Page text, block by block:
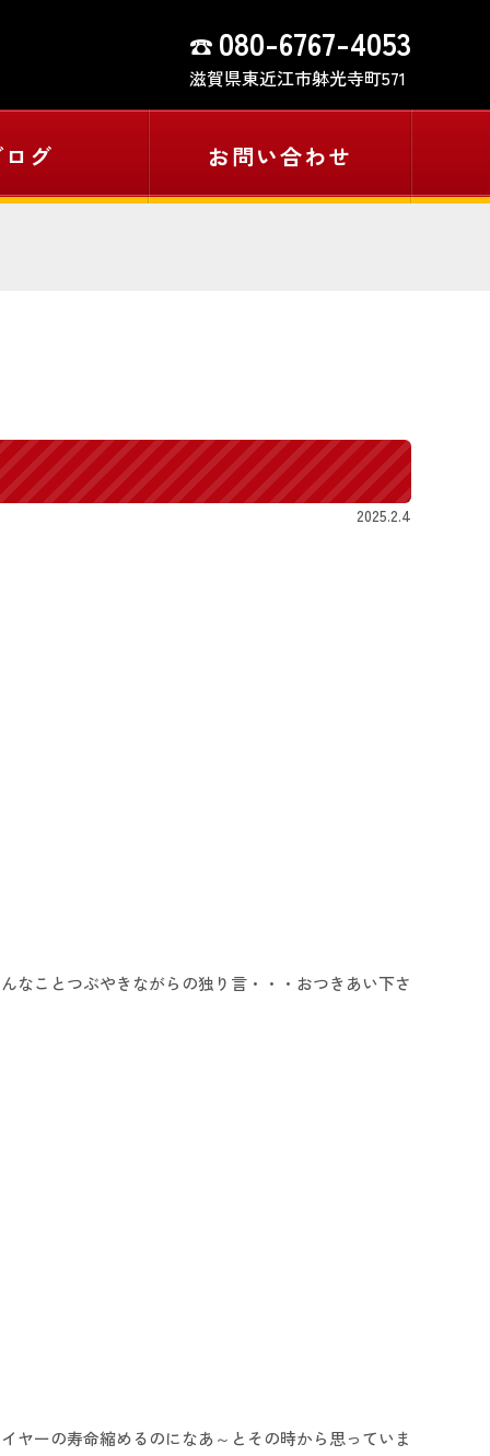
080-6767-4053
滋賀県東近江市躰光寺町571
グ お問い合わせ
2025.2.4
なことつぶやきながらの独り言・・・おつきあい下さ
ヤーの寿命縮めるのになあ～とその時から思っていま